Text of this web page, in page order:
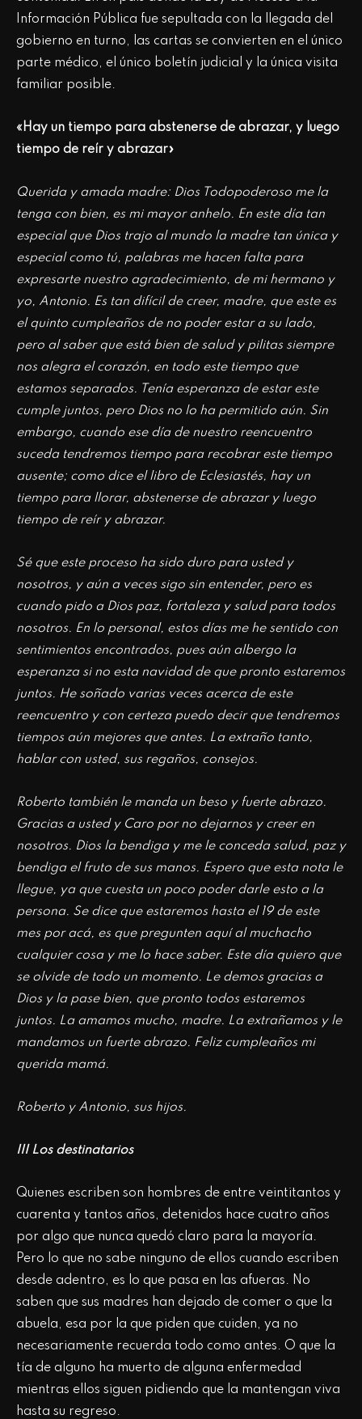
Información Pública fue sepultada con la llegada del
gobierno en turno, las cartas se convierten en el único
parte médico, el único boletín judicial y la única visita
familiar posible.
«Hay un tiempo para abstenerse de abrazar, y luego
tiempo de reír y abrazar»
Querida y amada madre: Dios Todopoderoso me la
tenga con bien, es mi mayor anhelo. En este día tan
especial que Dios trajo al mundo la madre tan única y
especial como tú, palabras me hacen falta para
expresarte nuestro agradecimiento, de mi hermano y
yo, Antonio. Es tan difícil de creer, madre, que este es
el quinto cumpleaños de no poder estar a su lado,
pero al saber que está bien de salud y pilitas siempre
nos alegra el corazón, en todo este tiempo que
estamos separados. Tenía esperanza de estar este
cumple juntos, pero Dios no lo ha permitido aún. Sin
embargo, cuando ese día de nuestro reencuentro
suceda tendremos tiempo para recobrar este tiempo
ausente; como dice el libro de Eclesiastés, hay un
tiempo para llorar, abstenerse de abrazar y luego
tiempo de reír y abrazar.
Sé que este proceso ha sido duro para usted y
nosotros, y aún a veces sigo sin entender, pero es
cuando pido a Dios paz, fortaleza y salud para todos
nosotros. En lo personal, estos días me he sentido con
sentimientos encontrados, pues aún albergo la
esperanza si no esta navidad de que pronto estaremos
juntos. He soñado varias veces acerca de este
reencuentro y con certeza puedo decir que tendremos
tiempos aún mejores que antes. La extraño tanto,
hablar con usted, sus regaños, consejos.
Roberto también le manda un beso y fuerte abrazo.
Gracias a usted y Caro por no dejarnos y creer en
nosotros. Dios la bendiga y me le conceda salud, paz y
bendiga el fruto de sus manos. Espero que esta nota le
llegue, ya que cuesta un poco poder darle esto a la
persona. Se dice que estaremos hasta el 19 de este
mes por acá, es que pregunten aquí al muchacho
cualquier cosa y me lo hace saber. Este día quiero que
se olvide de todo un momento. Le demos gracias a
Dios y la pase bien, que pronto todos estaremos
juntos. La amamos mucho, madre. La extrañamos y le
mandamos un fuerte abrazo. Feliz cumpleaños mi
querida mamá.
Roberto y Antonio, sus hijos.
III Los destinatarios
Quienes escriben son hombres de entre veintitantos y
cuarenta y tantos años, detenidos hace cuatro años
por algo que nunca quedó claro para la mayoría.
Pero lo que no sabe ninguno de ellos cuando escriben
desde adentro, es lo que pasa en las afueras. No
saben que sus madres han dejado de comer o que la
abuela, esa por la que piden que cuiden, ya no
necesariamente recuerda todo como antes. O que la
tía de alguno ha muerto de alguna enfermedad
mientras ellos siguen pidiendo que la mantengan viva
hasta su regreso.